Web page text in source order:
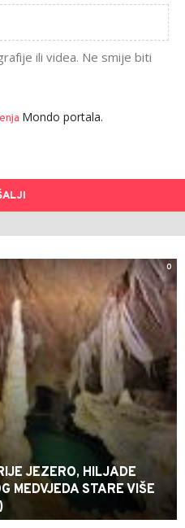
ili videa. Ne smije biti
Mondo portala.
0
JEZERO, HILJADE
MEDVJEDA STARE VIŠE